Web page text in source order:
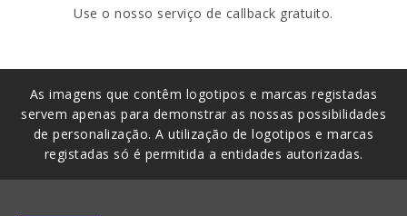
Use o nosso serviço de callback gratuito.
As imagens que contêm logotipos e marcas registadas
servem apenas para demonstrar as nossas possibilidades
de personalização. A utilização de logotipos e marcas
registadas só é permitida a entidades autorizadas.